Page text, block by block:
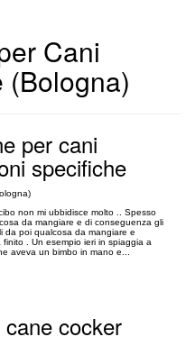
Cani
(Bologna)
per cani
specifiche
non mi ubbidisce molto .. Spesso
da mangiare e di conseguenza gli
da poi qualcosa da mangiare e
. Un esempio ieri in spiaggia a
aveva un bimbo in mano e...
cocker